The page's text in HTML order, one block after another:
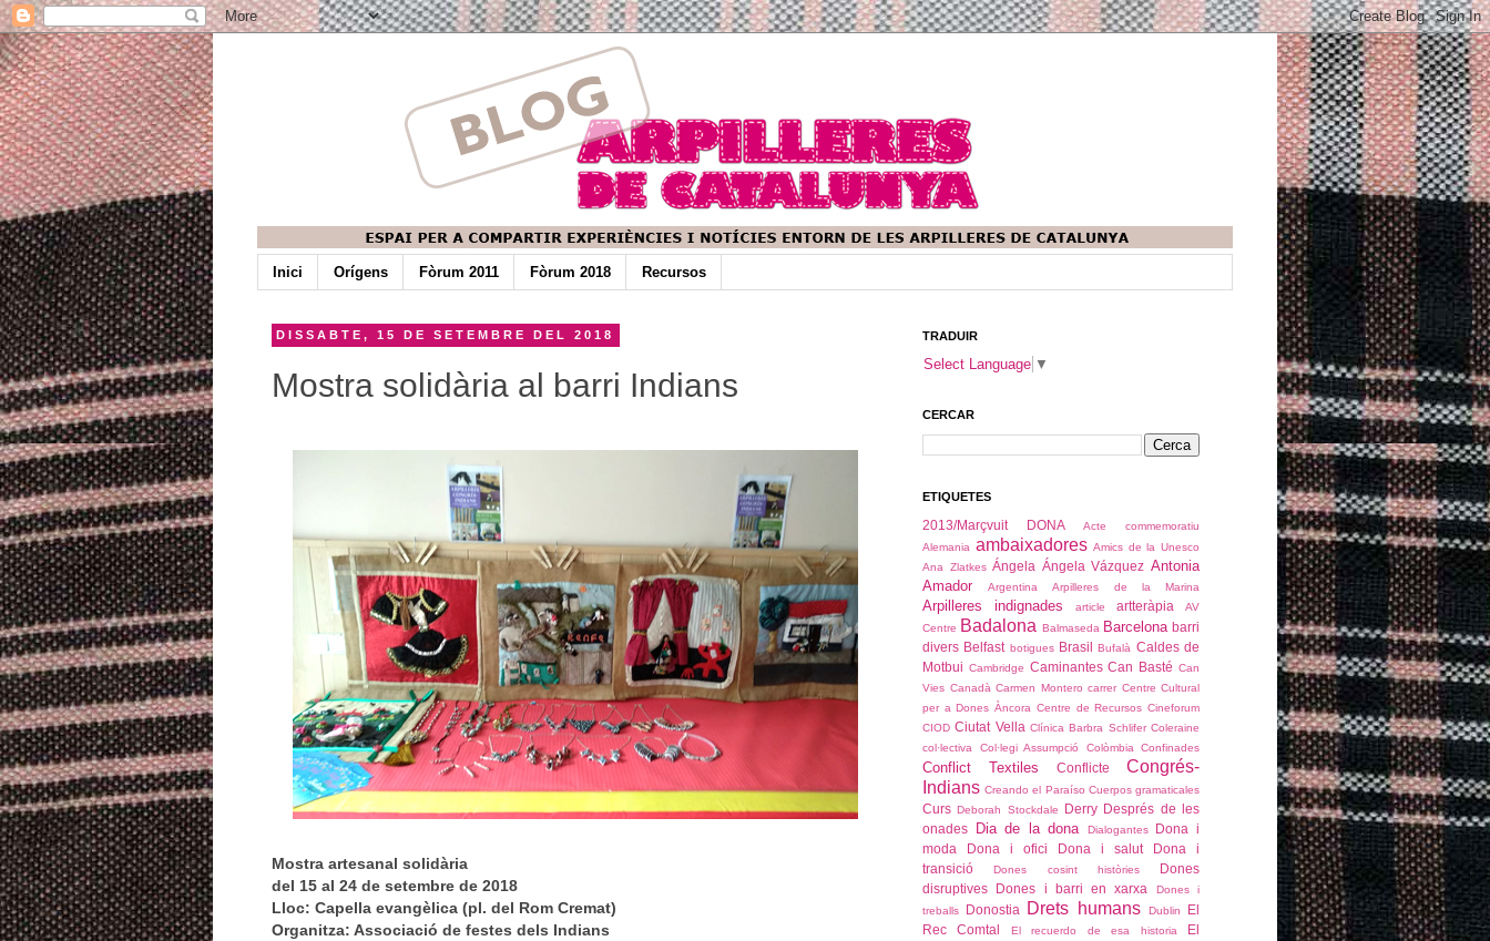
Inici Orígens Fòrum 2011 Fòrum 2018 Recursos
DISSABTE, 15 DE SETEMBRE DEL 2018
Mostra solidària al barri Indians
Mostra artesanal solidària
del 15 al 24 de setembre de 2018
Lloc: Capella evangèlica (pl. del Rom Cremat)
Organitza: Associació de festes dels Indians
TRADUIR
Select Language ▼
CERCAR
ETIQUETES
2013/Marçvuit DONA
Acte commemoratiu
Alemania ambaixadores Amics de la Unesco
Ana Zlatkes Ángela Ángela Vázquez Antonia
Amador
Argentina Arpilleres de la Marina
Arpilleres indignades article artteràpia
AV
Centre Badalona Balmaseda Barcelona barri
divers Belfast botigues Brasil Bufalà Caldes de
Motbui Cambridge Caminantes Can Basté Can
Vies Canadà Carmen Montero carrer Centre Cultural
per a Dones Àncora Centre de Recursos Cineforum
CIOD Ciutat Vella Clínica Barbra Schlifer Coleraine
col·lectiva
Col·legi Assumpció Colòmbia Confinades
Conflict Textiles Conflicte
Congrés-
Indians Creando el Paraíso Cuerpos gramaticales
Curs Deborah Stockdale Derry Després de les
onades
Dia de la dona Dialogantes
Dona i
moda
Dona i ofici Dona i salut
Dona i
transició
Dones cosint històries
Dones
disruptives
Dones i barri en xarxa
Dones i
treballs
Donostia Drets humans Dublin
El
Rec Comtal
El recuerdo de esa historia
El